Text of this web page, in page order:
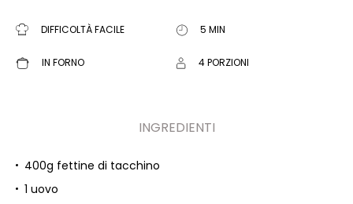
DIFFICOLTÀ FACILE 5 MIN
IN FORNO 4 PORZIONI
INGREDIENTI
400g fettine di tacchino
1 uovo